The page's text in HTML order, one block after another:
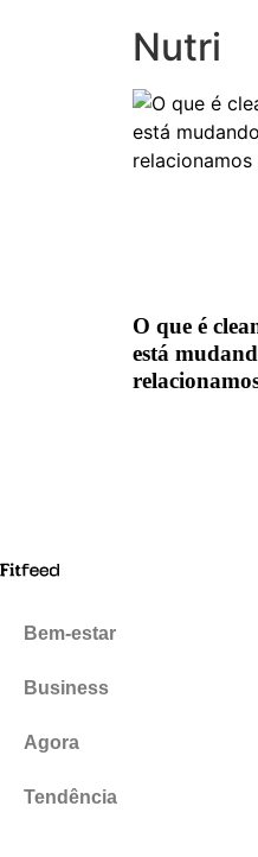
Nutri
O que é
está
Bem-estar
Business
Agora
Tendência